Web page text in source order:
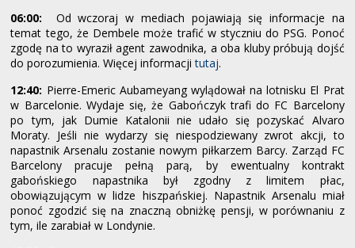
06:00: Od wczoraj w mediach pojawiają się informacje na
temat tego, że Dembele może trafić w styczniu do PSG. Ponoć
zgodę na to wyraził agent zawodnika, a oba kluby próbują dojść
do porozumienia. Więcej informacjitutaj.
12:40: Pierre-Emeric Aubameyang wylądował na lotnisku El Prat
w Barcelonie. Wydaje się, że Gabończyk trafi do FC Barcelony
po tym, jak Dumie Katalonii nie udało się pozyskać Alvaro
Moraty. Jeśli nie wydarzy się niespodziewany zwrot akcji, to
napastnik Arsenalu zostanie nowym piłkarzem Barcy. Zarząd FC
Barcelony pracuje pełną parą, by ewentualny kontrakt
gabońskiego napastnika był zgodny z limitem płac,
obowiązującym w lidze hiszpańskiej. Napastnik Arsenalu miał
ponoć zgodzić się na znaczną obniżkę pensji, w porównaniu z
tym, ile zarabiał w Londynie.